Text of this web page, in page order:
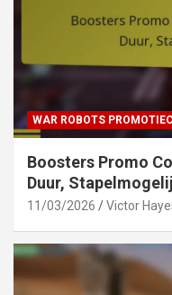
WAR ROBOTS
Boosters Promo
Duur,
11/03/2026 Victor